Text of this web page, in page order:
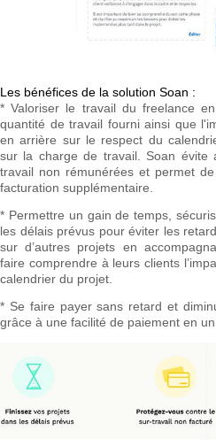
Les bénéfices de la solution Soan :
* Valoriser le travail du freelance
quantité de travail fourni ainsi que
en arrière sur le respect du
sur la charge de travail. Soan évite
travail non rémunérées et permet
facturation supplémentaire.
* Permettre un gain de temps,
les délais prévus pour éviter les
sur d’autres projets en
faire comprendre à leurs clients
calendrier du projet.
* Se faire payer sans retard et
grâce à une facilité de paiement en un